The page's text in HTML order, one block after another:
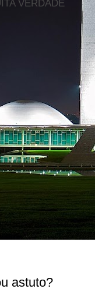
VERDADE
astuto?